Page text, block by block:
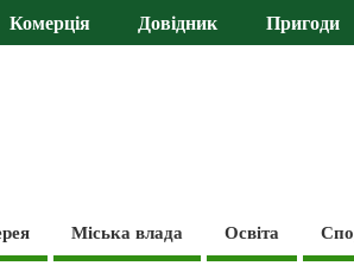
Комерція Довідник Пригоди
Міська влада Освіта